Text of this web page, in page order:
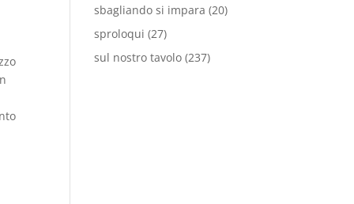
sbagliando si impara (20)
sproloqui (27)
sul nostro tavolo (237)